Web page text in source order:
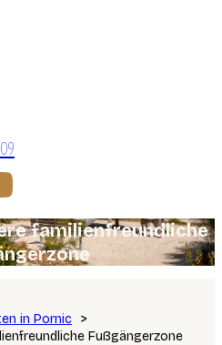
familienfreundliche
in Pornic
Fußgängerzone